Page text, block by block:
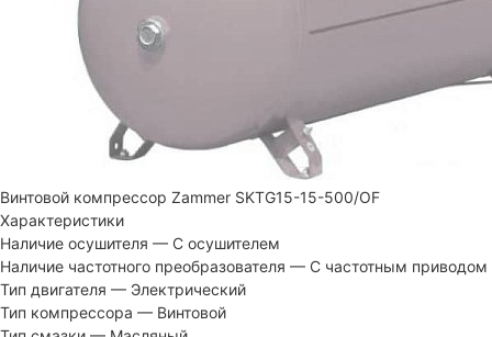
Винтовой компрессор Zammer SKTG15-15-500/OF
Характеристики
Наличие осушителя — С осушителем
Наличие частотного преобразователя — С частотным приводом
Тип двигателя — Электрический
Тип компрессора — Винтовой